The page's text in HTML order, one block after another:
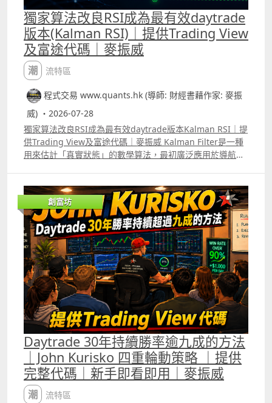
獨家算法改良RSI成為最有效daytrade
版本(Kalman RSI)｜提供Trading View
及富途代碼｜麥振威
潮流特區
程式交易 www.quants.hk (導師: 財經書藉作家: 麥振
威) ・2026-07-28
獨家算法改良RSI成為最有效daytrade版本Kalman RSI｜提
供Trading View及富途代碼｜麥振威 Kalman Filter是一種
用來估計「真實狀態」的數學算法，最初廣泛應用於導航、
往往不是完全找不到趨勢，而是每一根K線都包含大量短期
波動，例如突然出現的大單、買賣差價變化、消息引起的一
分鐘急升急跌，以及市場在極短時間內大幅變動。 這些變化
未必代表真正趨勢改變，但普通技術指標會把所有價格變化
同樣納入計算，因而容易產生假突破、過早平倉或訊號反
覆。Kalman Filter的作用，就是在真實市場價格與隱藏的趨
勢價格之間作出動態估計，嘗試找出較接近市場實際方向的
價格軌跡。 Kalman Filter的核心原理可理解為「預測、比
較、修正」。算法首先根據上一個估計價格，預測目前的合
理價格；然後把預測值與最新市場價格比較，計算兩者之間
的誤差；最後根據市場數據的可信程度，決定應該接受多少
最新價格變化。這個調整比例稱為Kalman Gain。若算法認
為市場觀察值相對可靠，Kalman Gain便會較高，估計價格
會更快跟隨最新價格；若算法認為目前價格包含較多雜訊，
Kalman Gain便會降低，估計價格只會作出較小調整。 因
此，Kalman Filter不是像固定週期平均線一樣，每次按照相
同權重處理價格，而是會根據估計誤差與噪音設定，動態調
創富坊
Daytrade 30年持續勝率逾九成的方法
｜John Kurisko 四重輪動策略 ｜提供
完整代碼｜新手即看即用｜麥振威
潮流特區